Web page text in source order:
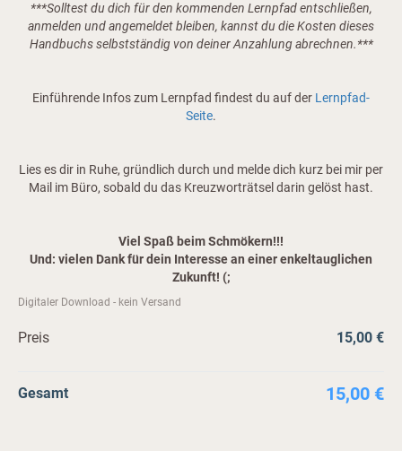
***Solltest du dich für den kommenden Lernpfad entschließen,
anmelden und angemeldet bleiben, kannst du die Kosten dieses
Handbuchs selbstständig von deiner Anzahlung abrechnen.***
Einführende Infos zum Lernpfad findest du auf der Lernpfad-
Seite.
Lies es dir in Ruhe, gründlich durch und melde dich kurz bei mir per
Mail im Büro, sobald du das Kreuzworträtsel darin gelöst hast.
Viel Spaß beim Schmökern!!!
Und: vielen Dank für dein Interesse an einer enkeltauglichen
Zukunft! (;
Digitaler Download - kein Versand
Preis 15,00 €
Gesamt 15,00 €